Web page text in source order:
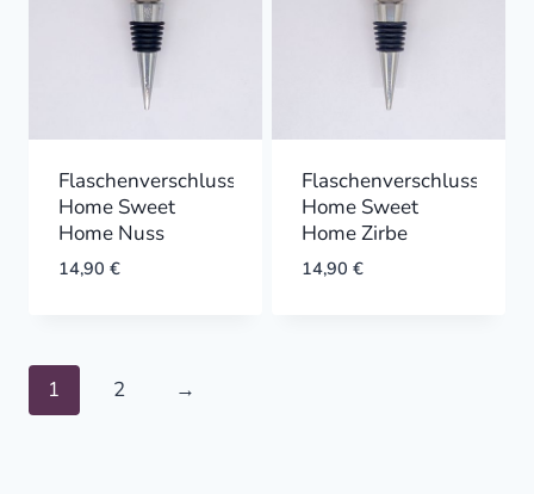
Flaschenverschluss
Home Sweet
Home Nuss
14,90 €
Flaschenverschluss
Home Sweet
Home Zirbe
14,90 €
1 2 →